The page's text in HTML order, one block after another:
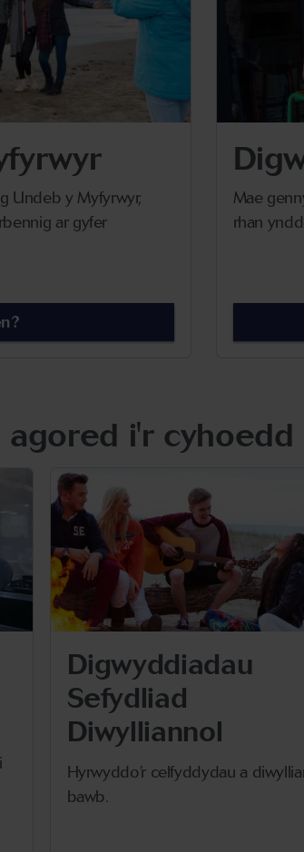
Undeb y Myfyrwyr,
ar gyfer
Mae
rhan
agored i'r cyhoedd
Digwyddiadau
Sefydliad
Diwylliannol
Hyrwyddo’r celfyddydau a
bawb.